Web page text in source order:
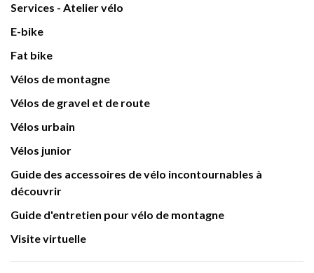
Services - Atelier vélo
E-bike
Fat bike
Vélos de montagne
Vélos de gravel et de route
Vélos urbain
Vélos junior
Guide des accessoires de vélo incontournables à
découvrir
Guide d'entretien pour vélo de montagne
Visite virtuelle